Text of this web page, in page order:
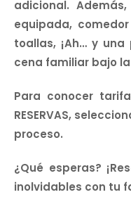
adicional.
equipada,
toallas, ¡Ah… y
cena familiar bajo
Para conocer
RESERVAS,
proceso.
¿Qué esperas?
inolvidables con tu